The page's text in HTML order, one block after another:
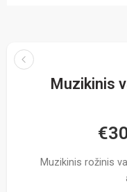
Muzikinis
€
Muzikinis rožinis